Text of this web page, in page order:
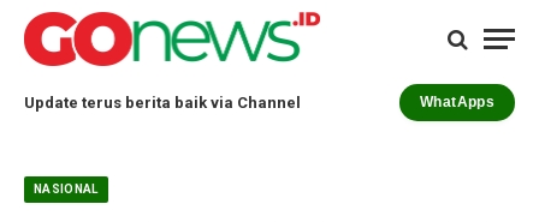
Update terus berita baik via Channel WhatApps
NASIONAL